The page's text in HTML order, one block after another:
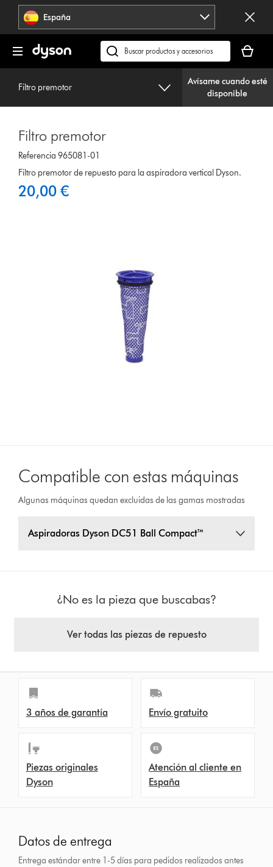
Omitir
navegación España
Buscar
en
cesta
está
vacía
Filtro premotor
Avísame cuando esté
disponible
Filtro premotor
Referencia 965081-01
Filtro premotor de repuesto para la aspiradora vertical Dyson.
20,00 €
Compatible con estas máquinas
Algunas máquinas quedan excluidas de las gamas mostradas
Aspiradoras Dyson DC51 Ball Compact™
¿No es la pieza que buscabas?
Ver todas las piezas de repuesto
3 años de garantía Envío gratuito
Piezas originales
Dyson
Atención al cliente en
España
Datos de entrega
Entrega estándar entre 1-5 días para pedidos realizados antes